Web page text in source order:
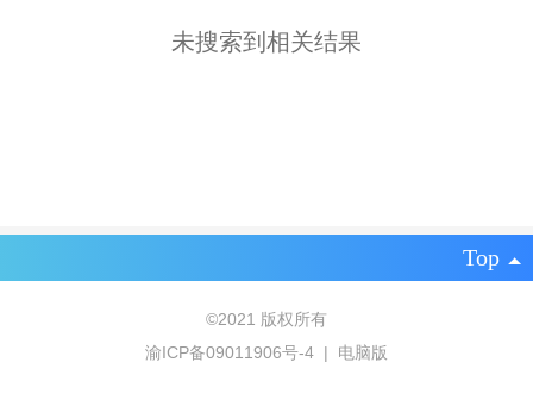
未搜索到相关结果
Top
©2021 版权所有
渝ICP备09011906号-4 | 电脑版